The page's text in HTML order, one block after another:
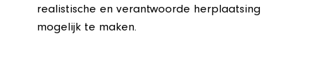
realistische en verantwoorde herplaatsing
mogelijk te maken.